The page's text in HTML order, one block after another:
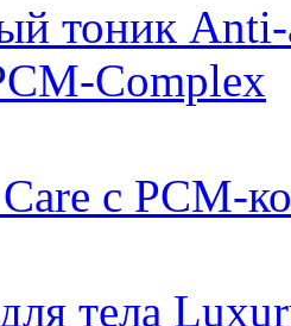
тоник Anti-
Complex
с PCM-
тела